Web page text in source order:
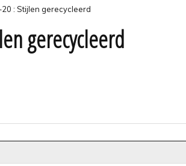
: Stijlen gerecycleerd
gerecycleerd